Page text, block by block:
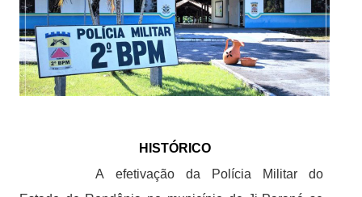
HISTÓRICO
A efetivação da Polícia Militar do